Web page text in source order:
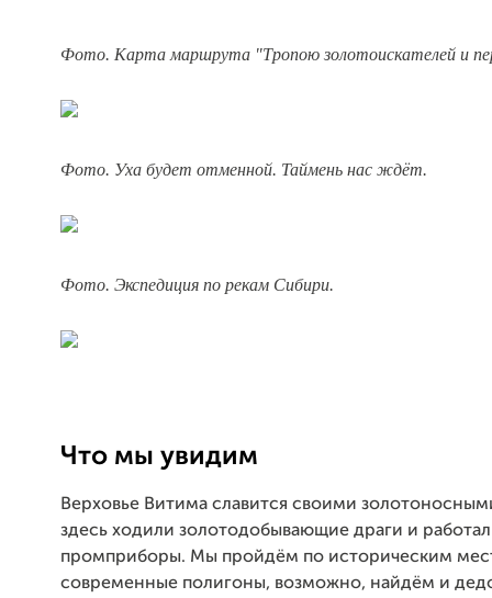
Фото. Карта маршрута "Тропою золотоискателей и
Фото. Уха будет отменной. Таймень нас ждёт.
Фото. Экспедиция по рекам Сибири.
Что мы увидим
Верховье Витима славится своими
здесь ходили золотодобывающие драги и
промприборы. Мы пройдём по историческим
современные полигоны, возможно, найдём и